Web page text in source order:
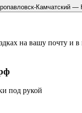
Камчатский —
на вашу почту и
под рукой